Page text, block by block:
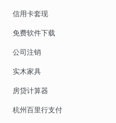
信用卡套现
免费软件下载
公司注销
实木家具
房贷计算器
杭州百里行支付